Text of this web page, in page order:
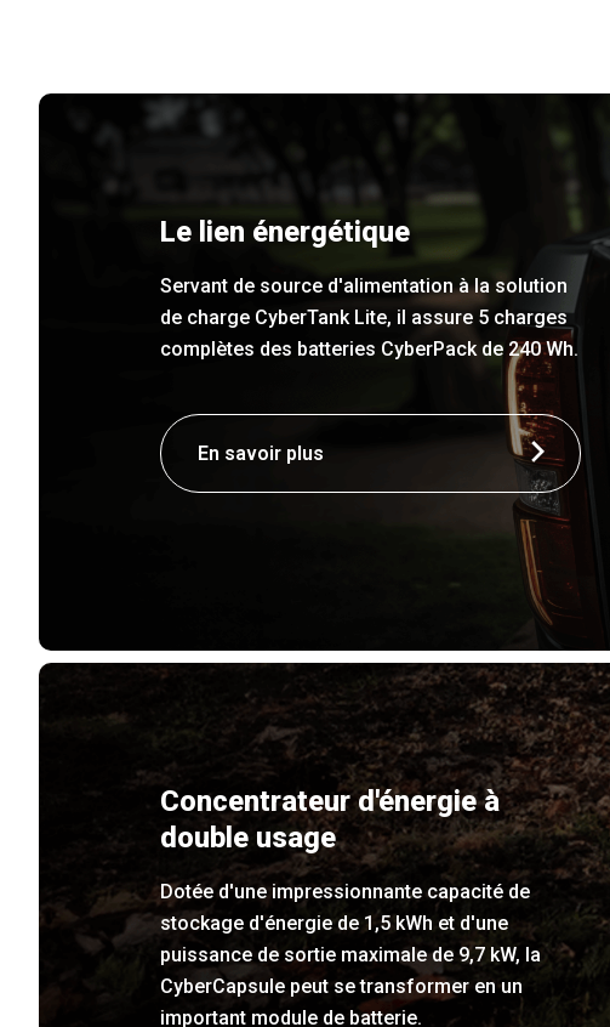
Le lien énergétique
Servant de source d'alimentation à la solution
de charge CyberTank Lite, il assure 5 charges
complètes des batteries CyberPack de 240 Wh.
En savoir plus
Concentrateur d'énergie à
double usage
Dotée d'une impressionnante capacité de
stockage d'énergie de 1,5 kWh et d'une
puissance de sortie maximale de 9,7 kW, la
CyberCapsule peut se transformer en un
important module de batterie.